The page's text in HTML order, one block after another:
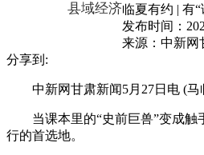
县域经济临夏有约 | 有
发布时间：
来源： 中新网
分享到:
中新网甘肃新闻5月27日电 (马
当课本里的“史前巨兽”变成触手
行的首选地。